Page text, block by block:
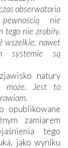
obserwatoria
nie
tego nie zrobiły.
wszelkie, nawet
systemie są
natury
może. Jest to
opublikowane
zamiarem
tego
jako wyniku